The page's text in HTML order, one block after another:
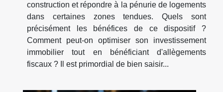
construction et répondre à la pénurie de logements
dans certaines zones tendues. Quels sont
précisément les bénéfices de ce dispositif ?
Comment peut-on optimiser son investissement
immobilier tout en bénéficiant d'allègements
fiscaux ? Il est primordial de bien saisir...